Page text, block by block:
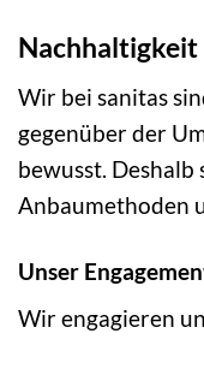
Wir bei sanitas
gegenüber der
bewusst.
Anbaumethoden
Unser
Wir engagieren